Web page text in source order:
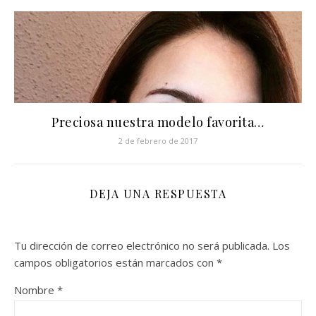
Preciosa nuestra modelo favorita…
2 de febrero de 2017
DEJA UNA RESPUESTA
Tu dirección de correo electrónico no será publicada. Los
campos obligatorios están marcados con *
Nombre *